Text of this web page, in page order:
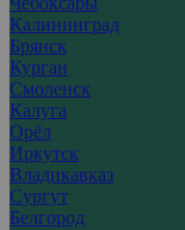
Калининград
Брянск
Курган
Смоленск
Калуга
Орёл
Иркутск
Владикавказ
Сургут
Белгород